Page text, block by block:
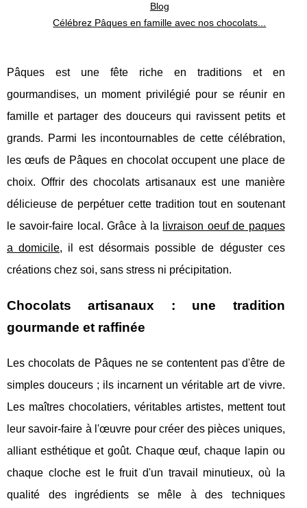
Blog
Célébrez Pâques en famille avec nos chocolats...
Pâques est une fête riche en traditions et en
gourmandises, un moment privilégié pour se réunir en
famille et partager des douceurs qui ravissent petits et
grands. Parmi les incontournables de cette célébration,
les œufs de Pâques en chocolat occupent une place de
choix. Offrir des chocolats artisanaux est une manière
délicieuse de perpétuer cette tradition tout en soutenant
le savoir-faire local. Grâce à la
livraison oeuf de paques
a domicile, il est désormais possible de déguster ces
créations chez soi, sans stress ni précipitation.
Chocolats artisanaux : une tradition
gourmande et raffinée
Les chocolats de Pâques ne se contentent pas d'être de
simples douceurs ; ils incarnent un véritable art de vivre.
Les maîtres chocolatiers, véritables artistes, mettent tout
leur savoir-faire à l'œuvre pour créer des pièces uniques,
alliant esthétique et goût. Chaque œuf, chaque lapin ou
chaque cloche est le fruit d'un travail minutieux, où la
qualité des ingrédients se mêle à des techniques